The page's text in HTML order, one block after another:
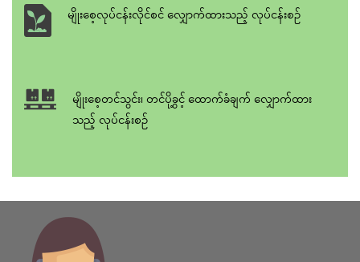
မျိုးစေ့လုပ်ငန်းလိုင်စင် လျှောက်ထားသည့် လုပ်ငန်းစဥ်
မျိုးစေ့တင်သွင်း၊ တင်ပို့ခွင့် ထောက်ခံချက် လျှောက်ထား
သည့် လုပ်ငန်းစဥ်